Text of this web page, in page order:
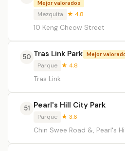
Mejor valorados
Mezquita ★ 4.8
10 Keng Cheow Street
50 Tras Link Park Mejor
Parque ★ 4.8
Tras Link
51 Pearl's Hill City Park
Parque ★ 3.6
Chin Swee Road &, Pearl's